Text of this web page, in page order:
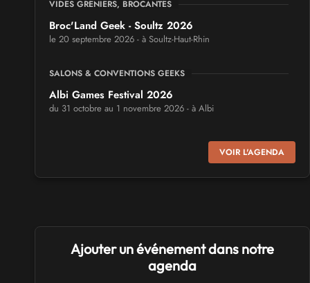
VIDES GRENIERS, BROCANTES
Broc'Land Geek - Soultz 2026
le 20 septembre 2026 - à Soultz-Haut-Rhin
SALONS & CONVENTIONS GEEKS
Albi Games Festival 2026
du 31 octobre au 1 novembre 2026 - à Albi
Virtual Calais - salon du jeu vidéo et des loisirs
numériques 2026
SALONS & CONVENTIONS GEEKS
Trolls et Légendes 2027
du 26 au 28 mars 2027 - à Mons
VOIR L'AGENDA
Ajouter un événement dans notre
agenda